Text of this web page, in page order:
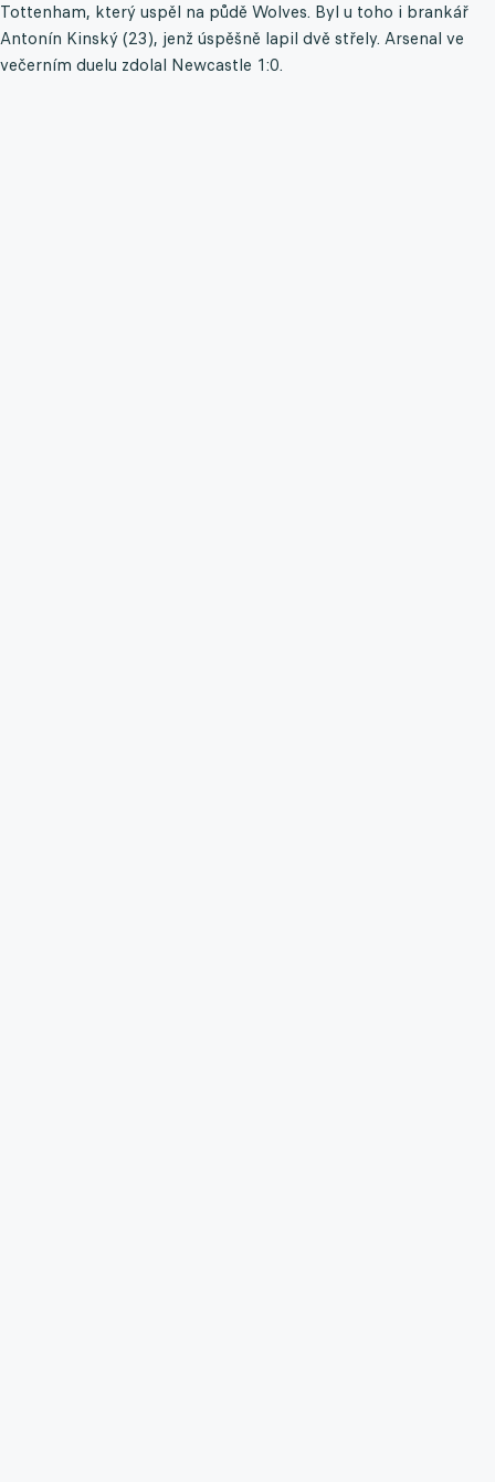
Tottenham, který uspěl na půdě Wolves. Byl u toho i brankář
Antonín Kinský (23), jenž úspěšně lapil dvě střely. Arsenal ve
večerním duelu zdolal Newcastle 1:0.